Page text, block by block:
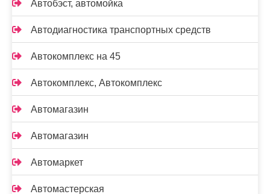
Автобэст, автомойка
Автодиагностика транспортных средств
Автокомплекс на 45
Автокомплекс, Автокомплекс
Автомагазин
Автомагазин
Автомаркет
Автомастерская